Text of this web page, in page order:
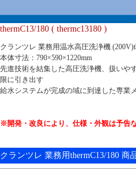
thermC13/180 ( thermc13180 )
クランツレ 業務用温水高圧洗浄機
本体寸法：790×590×1220mm
先進技術を結集した高圧洗浄機、扱いや
限に引き出す
給水システムが完成の域に到達した専業
※開発・改良により、仕様・外観は予告
クランツレ 業務用thermC13/180 商